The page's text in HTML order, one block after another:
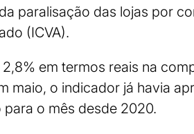
paralisação das lojas por
(ICVA).
em termos reais na
maio, o indicador já havia
o mês desde 2020.